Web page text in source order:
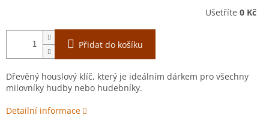
Ušetříte 0 Kč
Přidat do košíku
Dřevěný houslový klíč, který je ideálním dárkem pro všechny
milovníky hudby nebo hudebníky.
Detailní informace